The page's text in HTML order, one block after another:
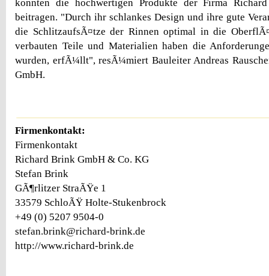
konnten die hochwertigen Produkte der Firma
beitragen. "Durch ihr schlankes Design und ihre gute
die SchlitzaufsÃ¤tze der Rinnen optimal in die
verbauten Teile und Materialien haben die
wurden, erfÃ¼llt", resÃ¼miert Bauleiter Andreas
GmbH.
Firmenkontakt:
Firmenkontakt
Richard Brink GmbH & Co. KG
Stefan Brink
GÃ¶rlitzer StraÃŸe 1
33579 SchloÃŸ Holte-Stukenbrock
+49 (0) 5207 9504-0
stefan.brink@richard-brink.de
http://www.richard-brink.de